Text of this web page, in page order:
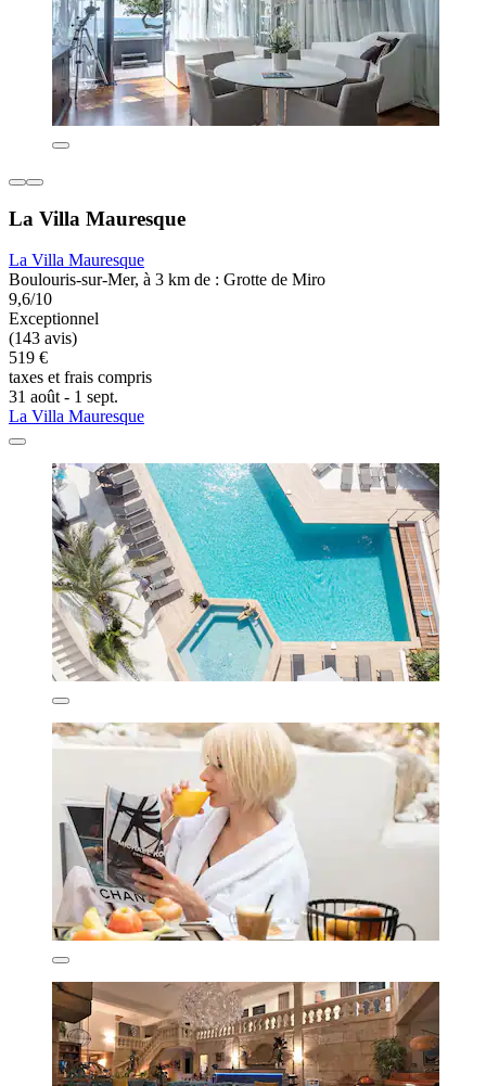
La Villa Mauresque
La Villa Mauresque
Boulouris-sur-Mer, à 3 km de : Grotte de Miro
9,6/10
Exceptionnel
(143 avis)
519 €
taxes et frais compris
31 août - 1 sept.
La Villa Mauresque